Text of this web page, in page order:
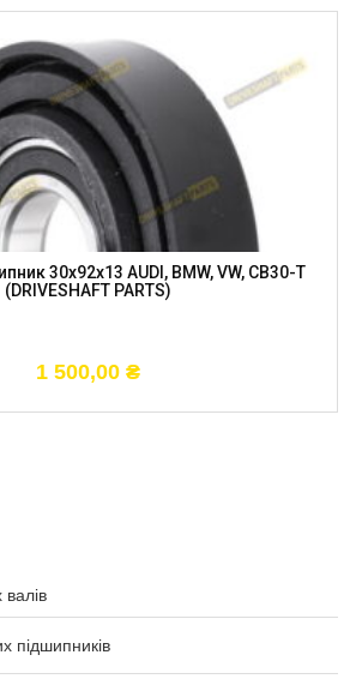
підшипників
30x92x13 AUDI, BMW, VW, CB30-T
(DRIVESHAFT PARTS)
1 500,00 ₴